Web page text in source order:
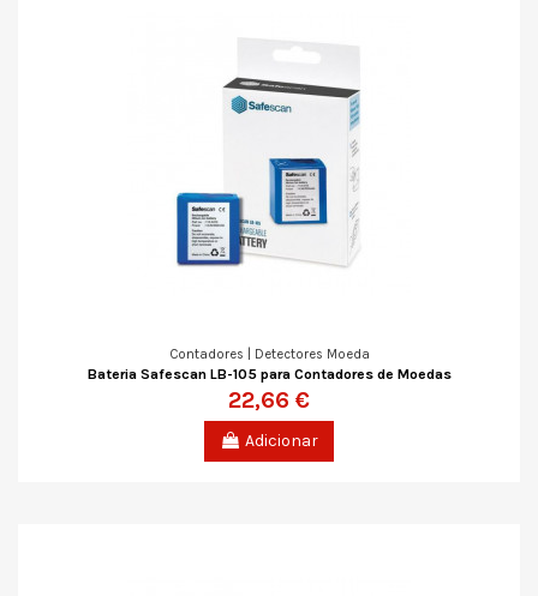
Contadores | Detectores Moeda
Bateria Safescan LB-105 para Contadores de Moedas
22,66 €
Adicionar